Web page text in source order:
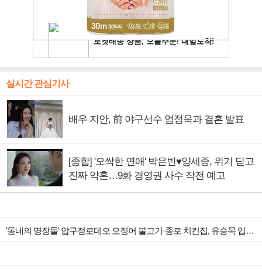
실시간 관심기사
배우 지안, 前 야구선수 엄정욱과 결혼 발표
[종합] '오싹한 연애' 박은빈♥양세종, 위기 딛고
진짜 약혼…9화 경영권 사수 작전 예고
'동네의 명장들' 압구정로데오 오징어 불고기·종로 치킨집, 유승목 입맛 저격